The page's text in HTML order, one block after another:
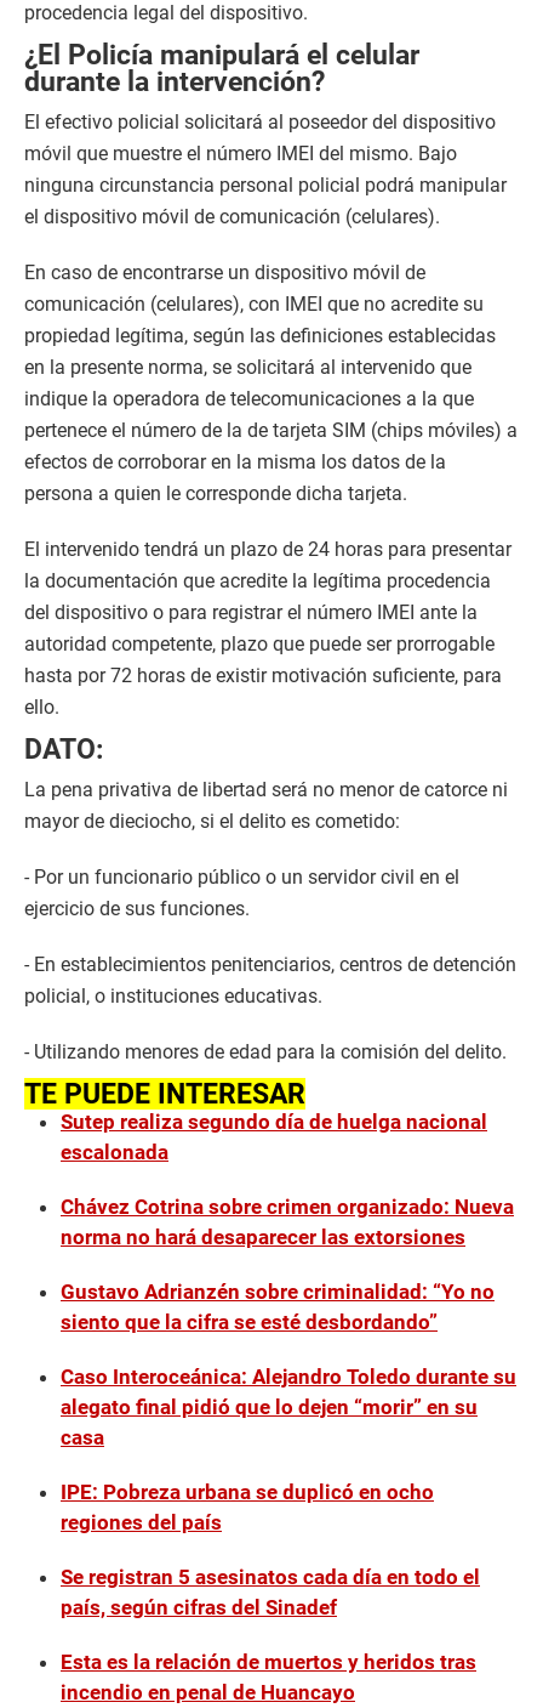
procedencia legal del dispositivo.
¿El Policía manipulará el celular
durante la intervención?
El efectivo policial solicitará al poseedor del dispositivo
móvil que muestre el número IMEI del mismo. Bajo
ninguna circunstancia personal policial podrá manipular
el dispositivo móvil de comunicación (celulares).
En caso de encontrarse un dispositivo móvil de
comunicación (celulares), con IMEI que no acredite su
propiedad legítima, según las definiciones establecidas
en la presente norma, se solicitará al intervenido que
indique la operadora de telecomunicaciones a la que
pertenece el número de la de tarjeta SIM (chips móviles) a
efectos de corroborar en la misma los datos de la
persona a quien le corresponde dicha tarjeta.
El intervenido tendrá un plazo de 24 horas para presentar
la documentación que acredite la legítima procedencia
del dispositivo o para registrar el número IMEI ante la
autoridad competente, plazo que puede ser prorrogable
hasta por 72 horas de existir motivación suficiente, para
ello.
DATO:
La pena privativa de libertad será no menor de catorce ni
mayor de dieciocho, si el delito es cometido:
- Por un funcionario público o un servidor civil en el
ejercicio de sus funciones.
- En establecimientos penitenciarios, centros de detención
policial, o instituciones educativas.
- Utilizando menores de edad para la comisión del delito.
TE PUEDE INTERESAR
Sutep realiza segundo día de huelga nacional
escalonada
Chávez Cotrina sobre crimen organizado: Nueva
norma no hará desaparecer las extorsiones
Gustavo Adrianzén sobre criminalidad: “Yo no
siento que la cifra se esté desbordando”
Caso Interoceánica: Alejandro Toledo durante su
alegato final pidió que lo dejen “morir” en su
casa
IPE: Pobreza urbana se duplicó en ocho
regiones del país
Se registran 5 asesinatos cada día en todo el
país, según cifras del Sinadef
Esta es la relación de muertos y heridos tras
incendio en penal de Huancayo